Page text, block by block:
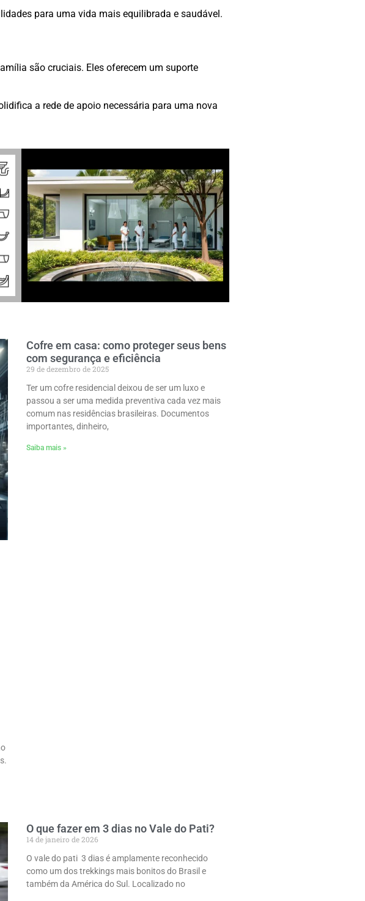
para uma vida mais equilibrada e saudável.
são cruciais. Eles oferecem um suporte
a rede de apoio necessária para uma nova
Cofre em casa: como proteger seus bens
com segurança e eficiência
29 de dezembro de 2025
Ter um cofre residencial deixou de ser um luxo e
passou a ser uma medida preventiva cada vez mais
comum nas residências brasileiras. Documentos
importantes, dinheiro,
Saiba mais »
O que fazer em 3 dias no Vale do Pati?
14 de janeiro de 2026
O vale do pati 3 dias é amplamente reconhecido
como um dos trekkings mais bonitos do Brasil e
também da América do Sul. Localizado no